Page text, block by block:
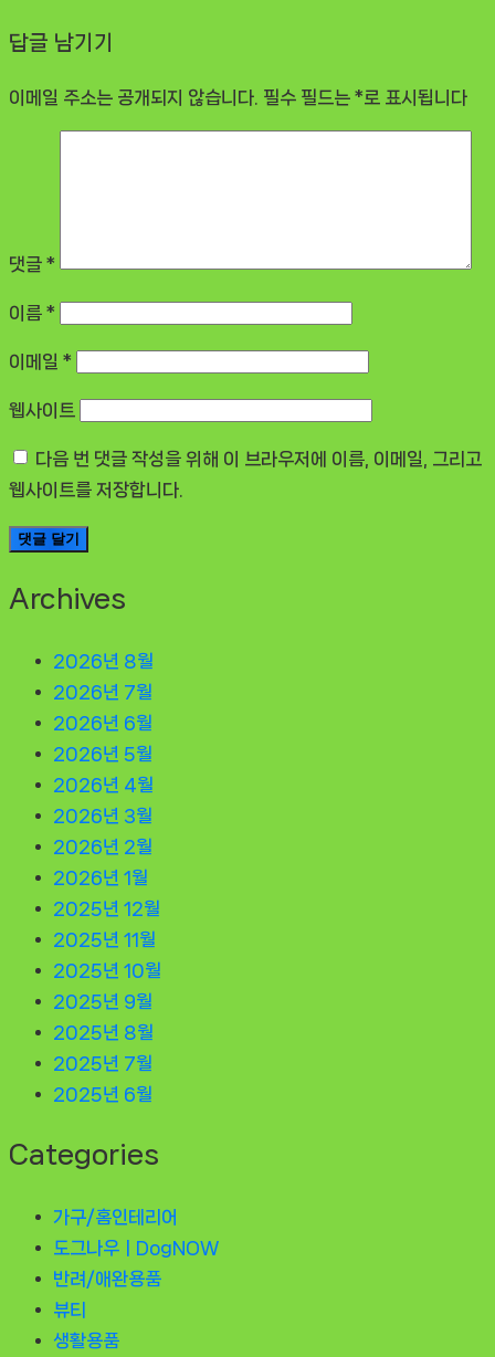
답글 남기기
이메일 주소는 공개되지 않습니다. 필수 필드는 *로 표시됩니다
댓글 *
이름 *
이메일 *
웹사이트
다음 번 댓글 작성을 위해 이 브라우저에 이름, 이메일, 그리고
웹사이트를 저장합니다.
Archives
2026년 8월
2026년 7월
2026년 6월
2026년 5월
2026년 4월
2026년 3월
2026년 2월
2026년 1월
2025년 12월
2025년 11월
2025년 10월
2025년 9월
2025년 8월
2025년 7월
2025년 6월
Categories
가구/홈인테리어
도그나우ㅣDogNOW
반려/애완용품
뷰티
생활용품